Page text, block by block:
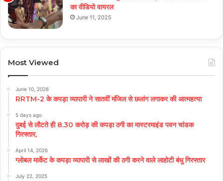
का वीडियो वायरल
June 11, 2025
Most Viewed
June 10, 2026
RRTM-2 के कपड़ा व्यापारी ने सातवीं मंजिल से छलांग लगाकर की आत्महत्या
5 days ago
दुबई से लौटते ही 8.30 करोड़ की कपड़ा ठगी का मास्टरमाइंड पवन चांडक
गिरफ्तार,
April 14, 2026
ग्लोबल मार्केट के कपड़ा व्यापारी से लाखों की ठगी करने वाले लाहोटी बंधु गिरफ्तार
July 22, 2025